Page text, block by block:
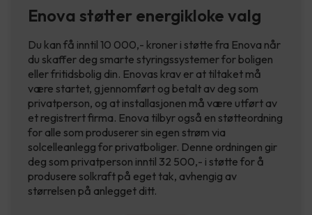
Enova støtter energikloke valg
Du kan få inntil 10 000,- kroner i støtte fra Enova når
du skaffer deg smarte styringssystemer for boligen
eller fritidsbolig din. Enovas krav er at tiltaket må
være startet, gjennomført og betalt av deg som
privatperson, og at installasjonen må være utført av
et registrert firma. Enova tilbyr også en støtteordning
for alle som produserer sin egen strøm via
solcelleanlegg for privatboliger. Denne ordningen gir
deg som privatperson inntil 32 500,- i støtte for å
produsere solkraft på eget tak, avhengig av
størrelsen på anlegget ditt.